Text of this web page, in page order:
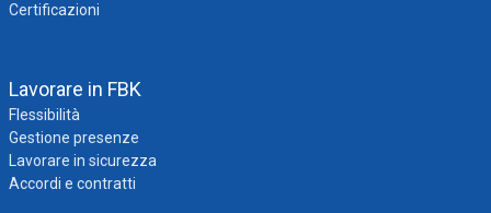
Certificazioni
Lavorare in FBK
Flessibilità
Gestione presenze
Lavorare in sicurezza
Accordi e contratti